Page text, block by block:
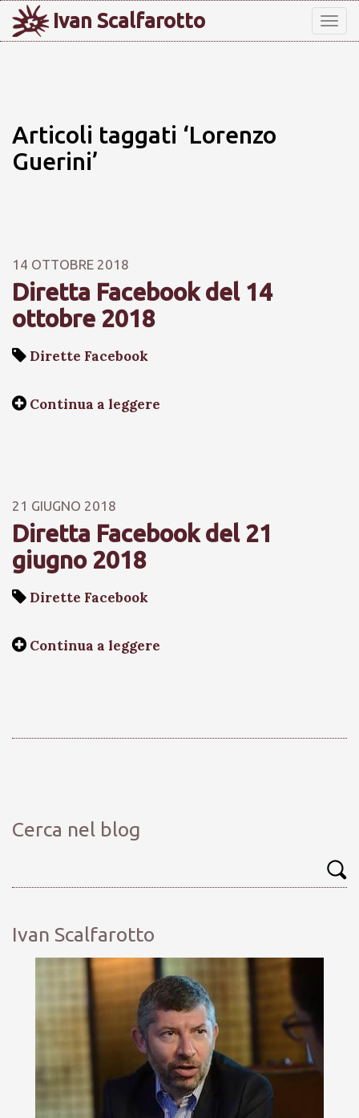
Ivan Scalfarotto
Articoli taggati ‘Lorenzo
Guerini’
14 OTTOBRE 2018
Diretta Facebook del 14
ottobre 2018
Dirette Facebook
Continua a leggere
21 GIUGNO 2018
Diretta Facebook del 21
giugno 2018
Dirette Facebook
Continua a leggere
Cerca nel blog
Ivan Scalfarotto